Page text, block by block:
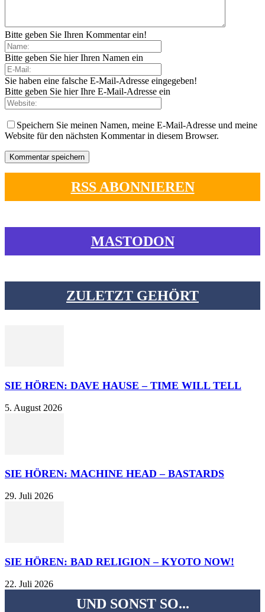
Bitte geben Sie Ihren Kommentar ein!
Bitte geben Sie hier Ihren Namen ein
Sie haben eine falsche E-Mail-Adresse eingegeben!
Bitte geben Sie hier Ihre E-Mail-Adresse ein
Speichern Sie meinen Namen, meine E-Mail-Adresse und meine
Website für den nächsten Kommentar in diesem Browser.
RSS ABONNIEREN
MASTODON
ZULETZT GEHÖRT
SIE HÖREN: DAVE HAUSE – TIME WILL TELL
5. August 2026
SIE HÖREN: MACHINE HEAD – BASTARDS
29. Juli 2026
SIE HÖREN: BAD RELIGION – KYOTO NOW!
22. Juli 2026
UND SONST SO...